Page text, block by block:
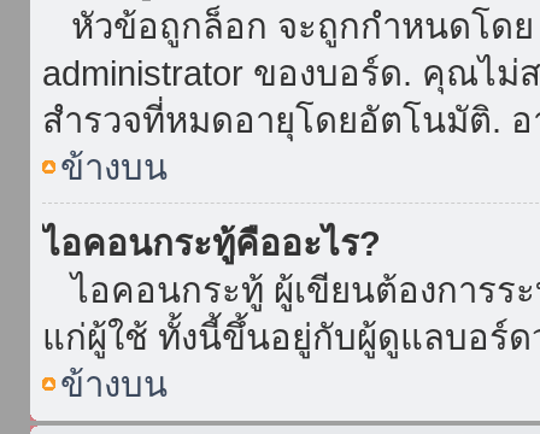
หัวข้อถูกล็อก จะถูกกำหนดโดย
administrator ของบอร์ด. คุณไ
สำรวจที่หมดอายุโดยอัตโนมัติ.
ข้างบน
ไอคอนกระทู้คืออะไร?
ไอคอนกระทู้ ผู้เขียนต้องการร
แก่ผู้ใช้ ทั้งนี้ขึ้นอยู่กับผู้ดูแลบอร์
ข้างบน